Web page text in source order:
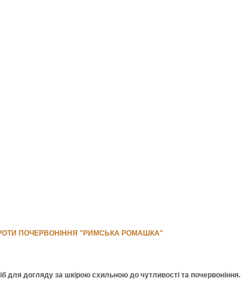
ПРОТИ ПОЧЕРВОНІННЯ "РИМСЬКА РОМАШКА"
догляду за шкірою схильною до чутливості та почервоніння.